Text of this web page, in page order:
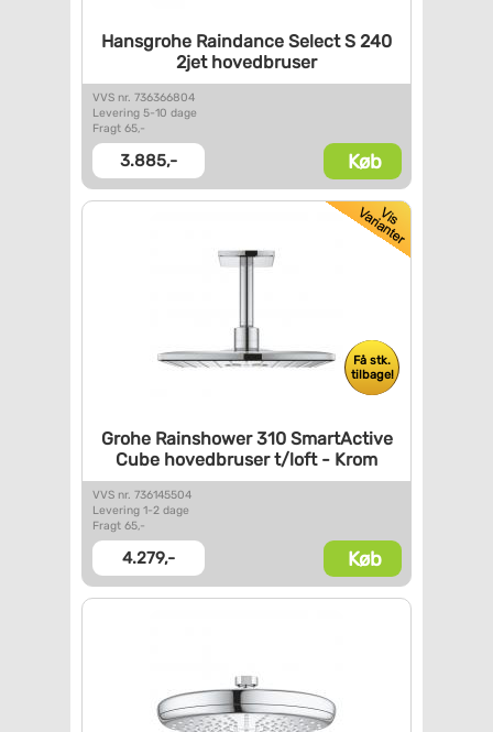
Hansgrohe Raindance Select S 240
2jet hovedbruser
VVS nr. 736366804
Levering 5-10 dage
Fragt 65,-
3.885,- Køb
Få stk.
tilbage!
Grohe Rainshower 310SmartActive
Cube hovedbrusert/loft - Krom
VVS nr. 736145504
Levering 1-2 dage
Fragt 65,-
4.279,- Køb